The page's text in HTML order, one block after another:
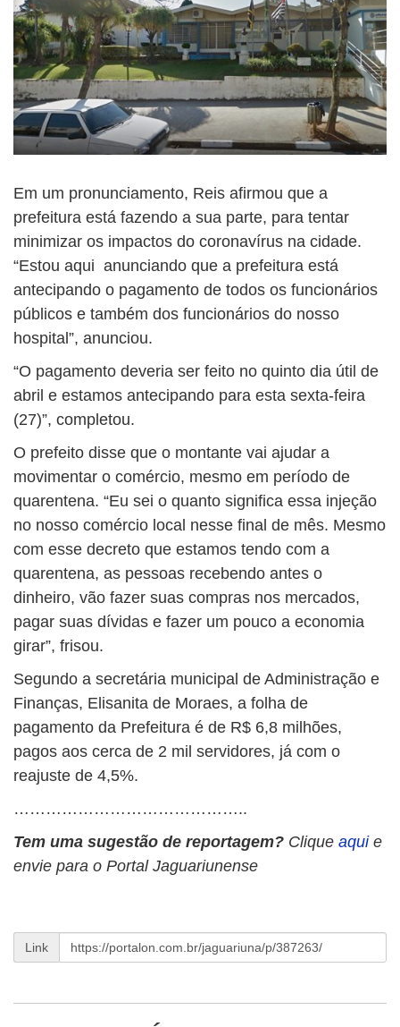
Em um pronunciamento, Reis afirmou que a
prefeitura está fazendo a sua parte, para tentar
minimizar os impactos do coronavírus na cidade.
“Estou aqui anunciando que a prefeitura está
antecipando o pagamento de todos os funcionários
públicos e também dos funcionários do nosso
hospital”, anunciou.
“O pagamento deveria ser feito no quinto dia útil de
abril e estamos antecipando para esta sexta-feira
(27)”, completou.
O prefeito disse que o montante vai ajudar a
movimentar o comércio, mesmo em período de
quarentena. “Eu sei o quanto significa essa injeção
no nosso comércio local nesse final de mês. Mesmo
com esse decreto que estamos tendo com a
quarentena, as pessoas recebendo antes o
dinheiro, vão fazer suas compras nos mercados,
pagar suas dívidas e fazer um pouco a economia
girar”, frisou.
Segundo a secretária municipal de Administração e
Finanças, Elisanita de Moraes, a folha de
pagamento da Prefeitura é de R$ 6,8 milhões,
pagos aos cerca de 2 mil servidores, já com o
reajuste de 4,5%.
……………………………………..
Tem uma sugestão de reportagem? Clique aqui e
envie para o Portal Jaguariunense
Link